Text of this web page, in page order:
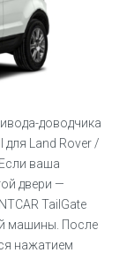
доводчика
для Land Rover /
ваша
двери —
TailGate
машины. После
нажатием